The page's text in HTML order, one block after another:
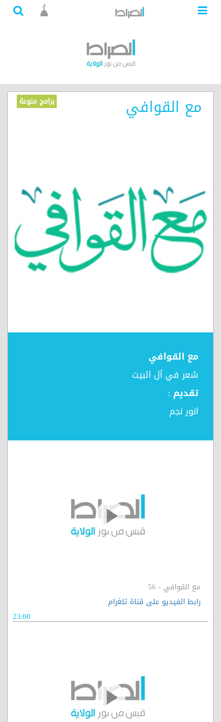
مع القوافي برامج منوعة
مع القوافي
شعر في آل البيت
تقديم :
انور نجم
مع القوافي - 56
رابط الفيديو على قناة تلغرام
23:00